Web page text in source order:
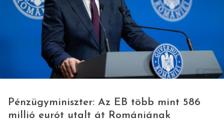
© gov.ro
Pénzügyminiszter: Az EB több mint 586
millió eurót utalt át Romániának